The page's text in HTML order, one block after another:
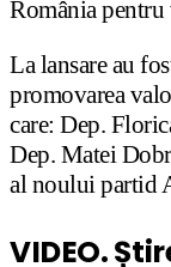
România pentru
La lansare au
promovarea
care: Dep.
Dep. Matei
al noului partid
VIDEO.